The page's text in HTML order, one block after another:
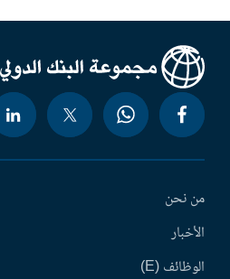
من نحن
الأخبار
الوظائف (E)